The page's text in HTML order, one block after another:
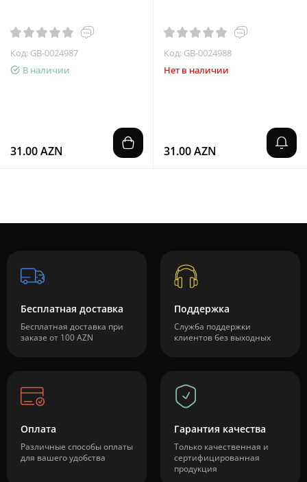
Код: GB-0024987
В наличии
31.00 AZN
Код: GB-0024988
Нет в наличии
31.00 AZN
Бесплатная доставка
Бесплатная доставка при
заказе от 100 AZN
Поддержка
Служба поддержки
клиентов без выходных
Оплата
Различные способы оплаты
для вашего удобства
Гарантия качества
Только качественная и
сертифицированная
продукция